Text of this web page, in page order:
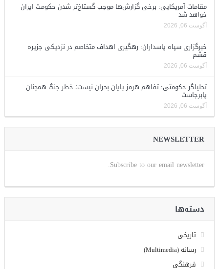
مقامات آمریکایی: برخی گزارش‌ها موجب گستاخ‌تر شدن حکومت ایران
خواهد شد
آگوست 06, 2026
خبرگزاری سپاه پاسداران: رهگیری اهداف متخاصم در نزدیکی جزیره
قشم
آگوست 06, 2026
تحلیلگر حکومتی: تفاهم هرمز پایان بحران نیست؛ خطر جنگ همچنان
پابرجاست
آگوست 06, 2026
NEWSLETTER
Subscribe to our email newsletter.
دسته‌ها
تاریخی
رسانه (Multimedia)
فرهنگی